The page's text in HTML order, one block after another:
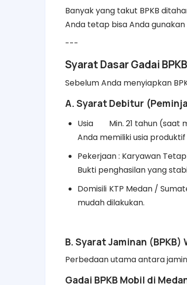
Banyak yang takut BPKB
Anda tetap bisa Anda
---
Syarat Dasar Gadai
Sebelum Anda menyiapkan
A. Syarat Debitur
Usia
Min. 21 tahun (saat
Anda memiliki usia
Pekerjaan : Karyawan
Bukti penghasilan yang
Domisili KTP Medan /
mudah dilakukan.
B. Syarat Jaminan (BPKB)
Perbedaan utama antara
Gadai BPKB Mobil di